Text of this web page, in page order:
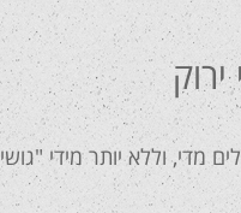
מדי, וללא יותר מידי